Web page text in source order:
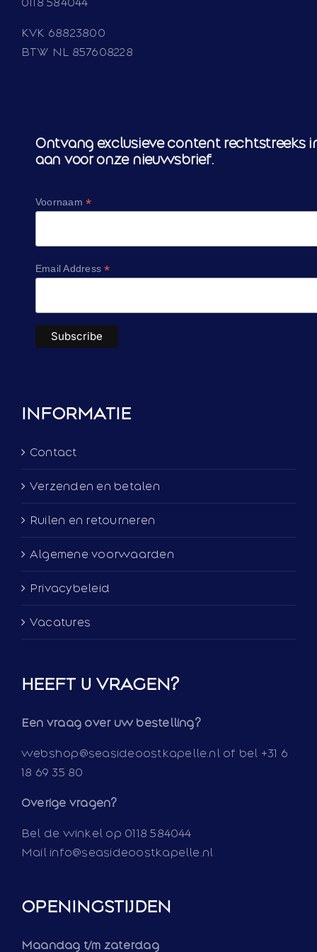
KVK 68823800
BTW NL 857608228
Ontvang exclusieve content rechtstreeks
aan voor onze nieuwsbrief.
Voornaam*
Email Address*
INFORMATIE
Contact
Verzenden en betalen
Ruilen en retourneren
Algemene voorwaarden
Privacybeleid
Vacatures
HEEFT U VRAGEN?
Een vraag over uw bestelling?
webshop@seasideoostkapelle.nl of bel +31 6
18 69 35 80
Overige vragen?
Bel de winkel op 0118 584044
Mail info@seasideoostkapelle.nl
OPENINGSTIJDEN
Maandag t/m zaterdag